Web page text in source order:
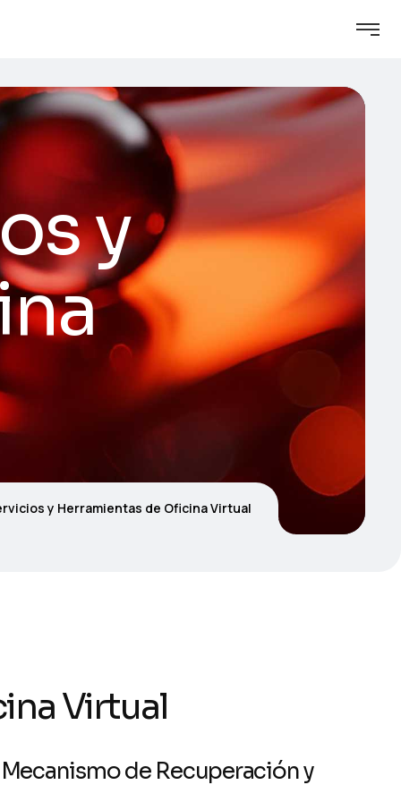
y
y Herramientas de Oficina Virtual
Virtual
de Recuperación y